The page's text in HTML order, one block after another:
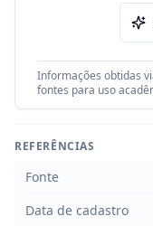
Informações obtidas
fontes para uso
REFERÊNCIAS
Fonte
Data de cadastro